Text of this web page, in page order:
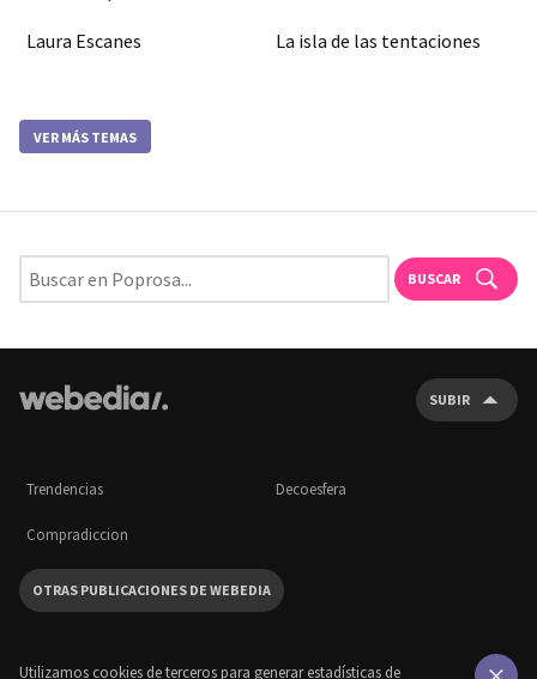
Laura Escanes La isla de las tentaciones
VER MÁS TEMAS
BUSCAR
SUBIR
Trendencias Decoesfera
Compradiccion
OTRAS PUBLICACIONES DE WEBEDIA
Utilizamos cookies de terceros para generar estadísticas de